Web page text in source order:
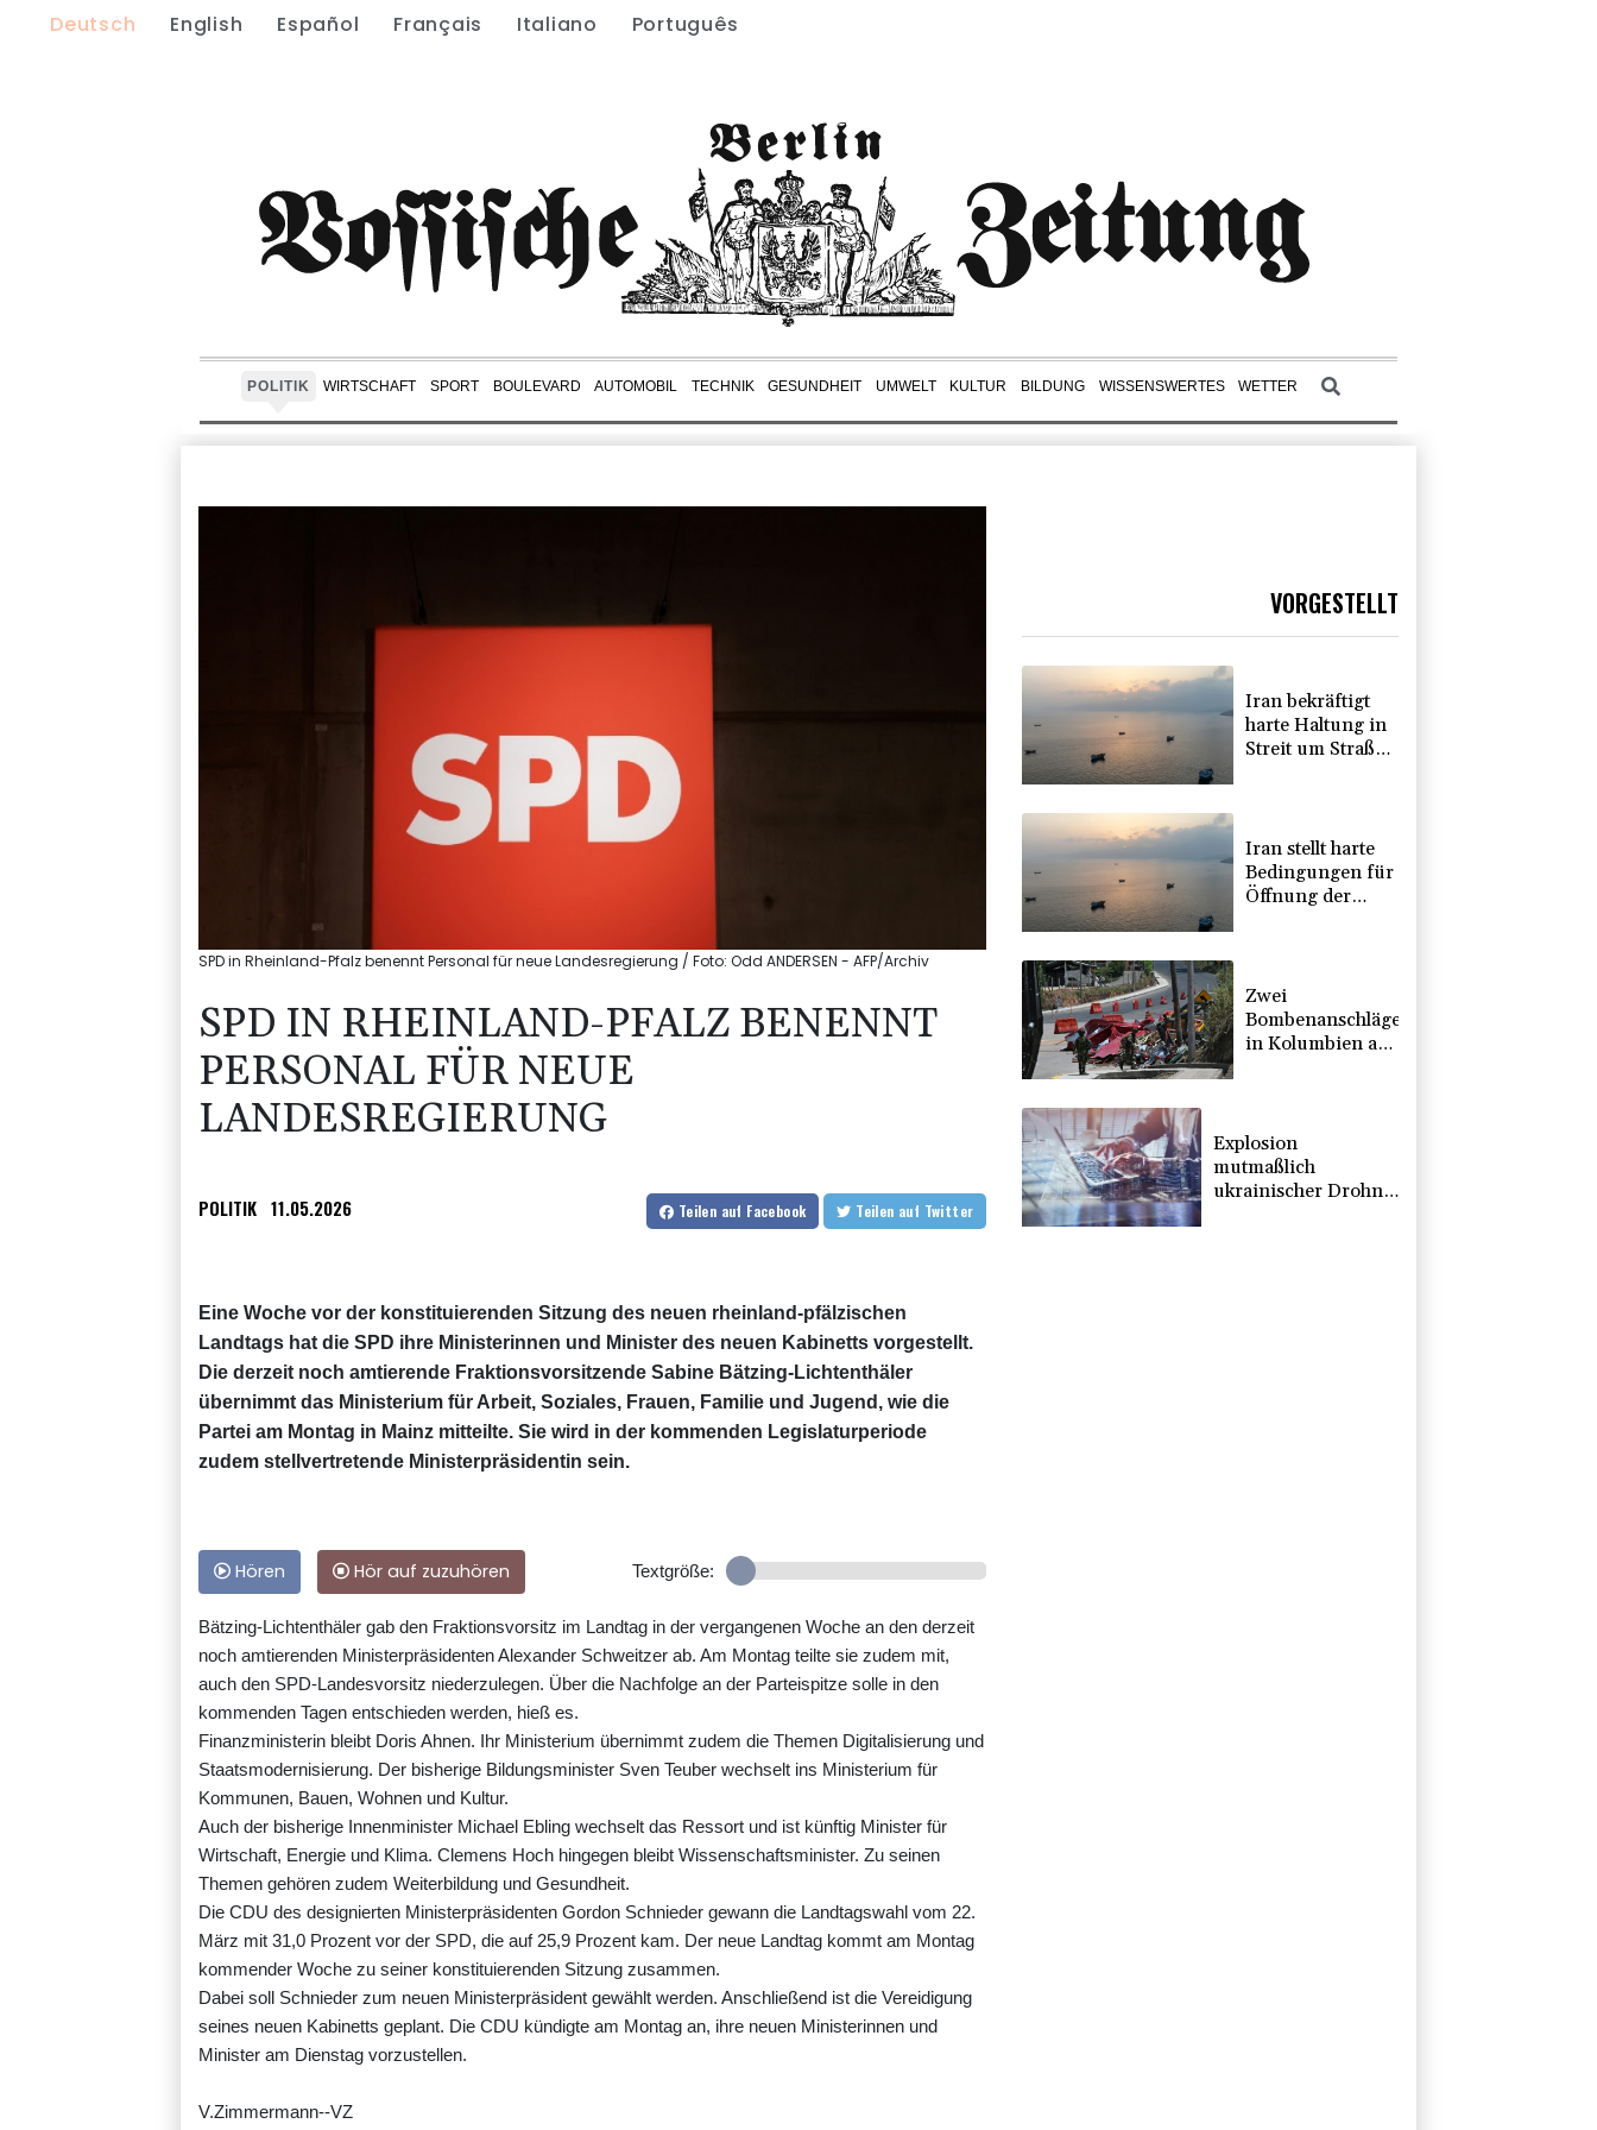
Deutsch English Español Français Italiano Português
POLITIK WIRTSCHAFT SPORT BOULEVARD AUTOMOBIL TECHNIK GESUNDHEIT UMWELT KULTUR BILDUNG WISSENSWERTES WETTER
SPD in Rheinland-Pfalz benennt Personal für neue Landesregierung / Foto: Odd ANDERSEN - AFP/Archiv
SPD IN RHEINLAND-PFALZ BENENNT
PERSONAL FÜR NEUE
LANDESREGIERUNG
POLITIK 11.05.2026 Teilen auf Facebook Teilen auf Twitter
Eine Woche vor der konstituierenden Sitzung des neuen rheinland-pfälzischen
Landtags hat die SPD ihre Ministerinnen und Minister des neuen Kabinetts vorgestellt.
Die derzeit noch amtierende Fraktionsvorsitzende Sabine Bätzing-Lichtenthäler
übernimmt das Ministerium für Arbeit, Soziales, Frauen, Familie und Jugend, wie die
Partei am Montag in Mainz mitteilte. Sie wird in der kommenden Legislaturperiode
zudem stellvertretende Ministerpräsidentin sein.
Hören Hör auf zuzuhören Textgröße:
Bätzing-Lichtenthäler gab den Fraktionsvorsitz im Landtag in der vergangenen Woche an den derzeit
noch amtierenden Ministerpräsidenten Alexander Schweitzer ab. Am Montag teilte sie zudem mit,
auch den SPD-Landesvorsitz niederzulegen. Über die Nachfolge an der Parteispitze solle in den
kommenden Tagen entschieden werden, hieß es.
Finanzministerin bleibt Doris Ahnen. Ihr Ministerium übernimmt zudem die Themen Digitalisierung und
Staatsmodernisierung. Der bisherige Bildungsminister Sven Teuber wechselt ins Ministerium für
Kommunen, Bauen, Wohnen und Kultur.
Auch der bisherige Innenminister Michael Ebling wechselt das Ressort und ist künftig Minister für
Wirtschaft, Energie und Klima. Clemens Hoch hingegen bleibt Wissenschaftsminister. Zu seinen
Themen gehören zudem Weiterbildung und Gesundheit.
Die CDU des designierten Ministerpräsidenten Gordon Schnieder gewann die Landtagswahl vom 22.
März mit 31,0 Prozent vor der SPD, die auf 25,9 Prozent kam. Der neue Landtag kommt am Montag
kommender Woche zu seiner konstituierenden Sitzung zusammen.
Dabei soll Schnieder zum neuen Ministerpräsident gewählt werden. Anschließend ist die Vereidigung
seines neuen Kabinetts geplant. Die CDU kündigte am Montag an, ihre neuen Ministerinnen und
Minister am Dienstag vorzustellen.
V.Zimmermann--VZ
VORGESTELLT
Iran bekräftigt
harte Haltung in
Streit um Straße
Iran stellt harte
Bedingungen für
Öffnung der
Zwei
Bombenanschläge
in Kolumbien an
Espriella
Explosion
mutmaßlich
ukrainischer Drohne